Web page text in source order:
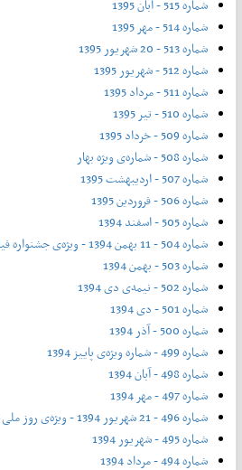
شماره 515 - آبان 1395
شماره 514 - مهر 1395
شماره 513 - 20 شهریور 1395
شماره 512 - شهریور 1395
شماره 511 - مرداد 1395
شماره 510 - تیر 1395
شماره 509 - خرداد 1395
شماره 508 - شماره‌ی ویژه بهار
شماره 507 - اردیبهشت 1395
شماره 506 - فروردین 1395
شماره 505 - اسفند 1394
شماره 504 - 11 بهمن 1394 - ویژه‌ی جشنواره فیلم فجر
شماره 503 - بهمن 1394
شماره 502 - نیمه‌ی دی 1394
شماره 501 - دی 1394
شماره 500 - آذر 1394
شماره 499 - شماره ویژه‌ی پاییز 1394
شماره 498 - آبان 1394
شماره 497 - مهر 1394
شماره 496 - 21 شهریور 1394 - ویژه‌ی روز ملی سینما
شماره 495 - شهریور 1394
شماره 494 - مرداد 1394